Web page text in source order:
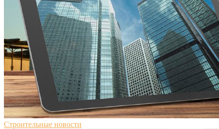
Строительные новости